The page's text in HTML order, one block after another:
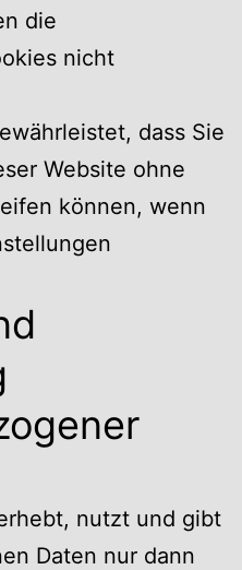
die
nicht
dass Sie
Website ohne
können, wenn
nutzt und gibt
Daten nur dann